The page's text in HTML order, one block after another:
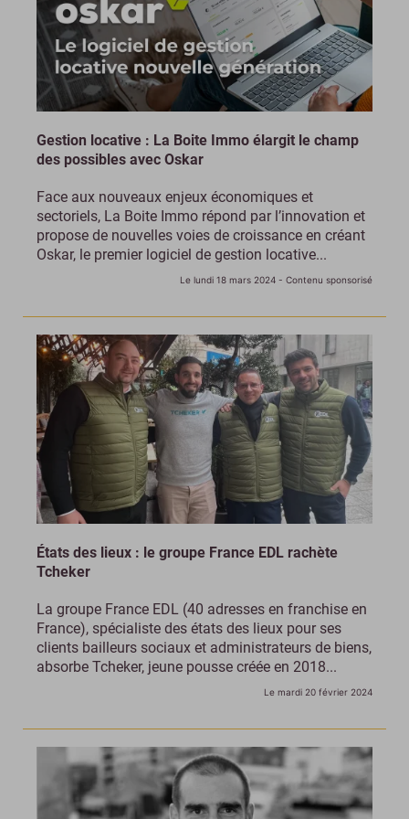
Gestion locative : La Boite Immo élargit le champ
des possibles avec Oskar
Face aux nouveaux enjeux économiques et
sectoriels, La Boite Immo répond par l’innovation et
propose de nouvelles voies de croissance en créant
Oskar, le premier logiciel de gestion locative...
Le lundi 18 mars 2024 - Contenu sponsorisé
États des lieux : le groupe France EDL rachète
Tcheker
La groupe France EDL (40 adresses en franchise en
France), spécialiste des états des lieux pour ses
clients bailleurs sociaux et administrateurs de biens,
absorbe Tcheker, jeune pousse créée en 2018...
Le mardi 20 février 2024